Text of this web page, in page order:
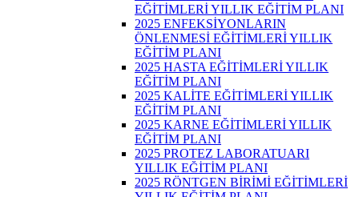
EĞİTİMLERİ YILLIK EĞİTİM PLANI
2025 ENFEKSİYONLARIN
ÖNLENMESİ EĞİTİMLERİ YILLIK
EĞİTİM PLANI
2025 HASTA EĞİTİMLERİ YILLIK
EĞİTİM PLANI
2025 KALİTE EĞİTİMLERİ YILLIK
EĞİTİM PLANI
2025 KARNE EĞİTİMLERİ YILLIK
EĞİTİM PLANI
2025 PROTEZ LABORATUARI
YILLIK EĞİTİM PLANI
2025 RÖNTGEN BİRİMİ EĞİTİMLERİ